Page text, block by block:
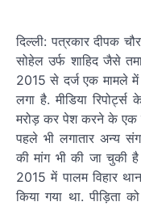
दिल्ली: पत्रकार दीपक
सोहेल उर्फ शाहिद जैसे
2015 से दर्ज एक मामले में
लगा है. मीडिया
मरोड़ कर पेश करने के एक
पहले भी लगातार अन्य
की मांग भी की जा चुकी
2015 में पालम विहार
किया गया था. पीड़िता